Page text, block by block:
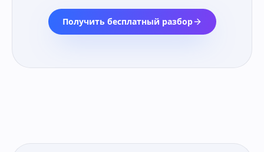
Получить бесплатный разбор